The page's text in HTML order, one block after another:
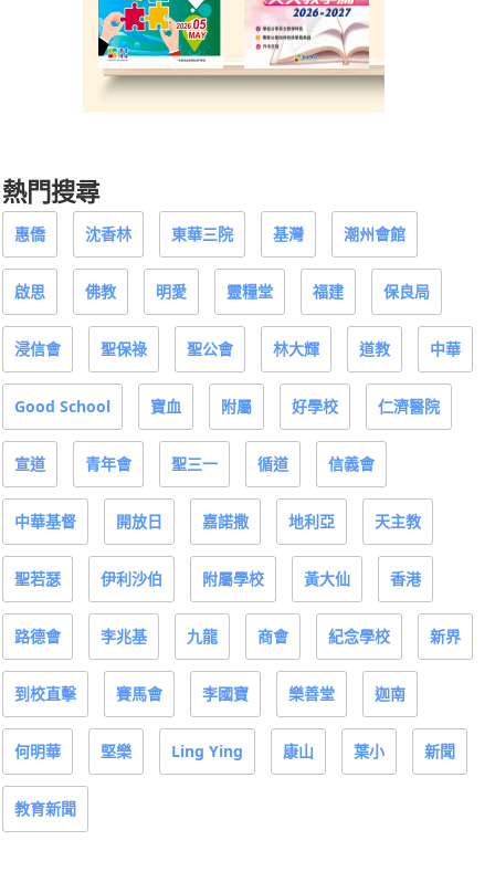
熱門搜尋
惠僑 沈香林 東華三院 基灣 潮州會館
啟思 佛教 明愛 靈糧堂 福建 保良局
浸信會 聖保祿 聖公會 林大輝 道教 中華
Good School 寶血 附屬 好學校 仁濟醫院
宣道 青年會 聖三一 循道 信義會
中華基督 開放日 嘉諾撒 地利亞 天主教
聖若瑟 伊利沙伯 附屬學校 黃大仙 香港
路德會 李兆基 九龍 商會 紀念學校 新界
到校直擊 賽馬會 李國寶 樂善堂 迦南
何明華 堅樂 Ling Ying 康山 葉小 新聞
教育新聞